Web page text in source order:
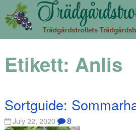
Etikett: Anlis
Sortguide:
July 22, 2020 8